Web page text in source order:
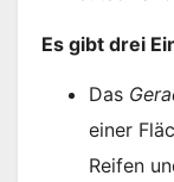
Es gibt drei
Das
einer
Reifen